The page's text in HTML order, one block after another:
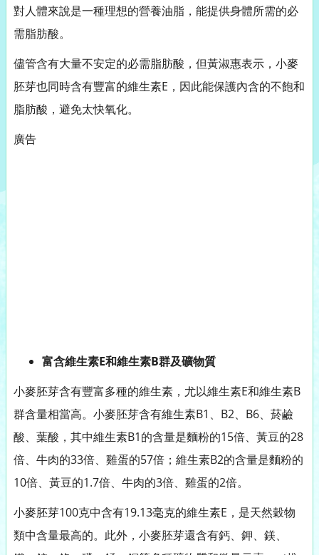
對人體來說是一種理想的營養油脂，能提供身體所需的必
需脂肪酸。
儘管含有大量不安定的必需脂肪酸，但黃淑惠表示，小麥
胚芽也同時含有豐富的維生素E，因此能保護內含的不飽和
脂肪酸，避免太快氧化。
廣告
富含維生素E和維生素B群及礦物質
小麥胚芽含有豐富多種的維生素，尤以維生素E和維生素B
群含量相當高。小麥胚芽含有維生素B1、B2、B6、菸鹼
酸、葉酸，其中維生素B1的含量是麵粉的15倍、黃豆的28
倍、牛肉的33倍、雞蛋的57倍；維生素B2的含量是麵粉的
10倍、黃豆的1.7倍、牛肉的3倍、雞蛋的2倍。
小麥胚芽100克中含有19.13毫克的維生素E，是天然穀物
類中含量最高的。此外，小麥胚芽還含有鈣、鉀、鎂、